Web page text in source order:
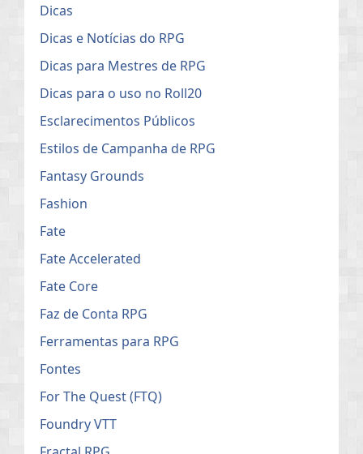
Dicas
Dicas e Notícias do RPG
Dicas para Mestres de RPG
Dicas para o uso no Roll20
Esclarecimentos Públicos
Estilos de Campanha de RPG
Fantasy Grounds
Fashion
Fate
Fate Accelerated
Fate Core
Faz de Conta RPG
Ferramentas para RPG
Fontes
For The Quest (FTQ)
Foundry VTT